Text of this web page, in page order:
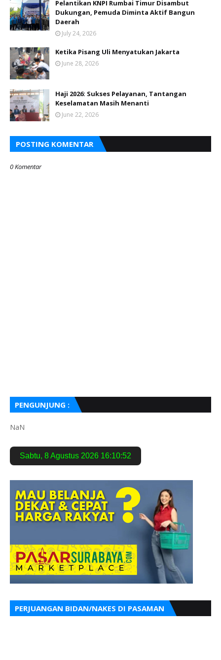
Pelantikan KNPI Rumbai Timur Disambut
Dukungan, Pemuda Diminta Aktif Bangun
Daerah
July 24, 2026
Ketika Pisang Uli Menyatukan Jakarta
June 28, 2026
Haji 2026: Sukses Pelayanan, Tantangan
Keselamatan Masih Menanti
June 22, 2026
POSTING KOMENTAR
0 Komentar
PENGUNJUNG :
NaN
Sabtu, 8 Agustus 2026 16:10:53
PERJUANGAN BIDAN/NAKES DI PASAMAN